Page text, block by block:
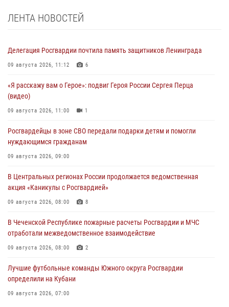
ЛЕНТА НОВОСТЕЙ
Делегация Росгвардии почтила память защитников Ленинграда
09 августа 2026, 11:12 6
«Я расскажу вам о Герое»: подвиг Героя России Сергея Перца
(видео)
09 августа 2026, 11:00 1
Росгвардейцы в зоне СВО передали подарки детям и помогли
нуждающимся гражданам
09 августа 2026, 09:00
В Центральных регионах России продолжается ведомственная
акция «Каникулы с Росгвардией»
09 августа 2026, 08:00 8
В Чеченской Республике пожарные расчеты Росгвардии и МЧС
отработали межведомственное взаимодействие
09 августа 2026, 08:00 2
Лучшие футбольные команды Южного округа Росгвардии
определили на Кубани
09 августа 2026, 07:00